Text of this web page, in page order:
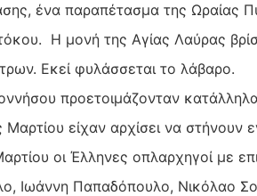
ένα παραπέτασμα της Ωραίας
Η μονή της Αγίας Λαύρας
Εκεί φυλάσσεται το λάβαρο.
προετοιμάζονταν
είχαν αρχίσει να στήνουν
οι Έλληνες οπλαρχηγοί με
Ιωάννη Παπαδόπουλο, Νικόλαο